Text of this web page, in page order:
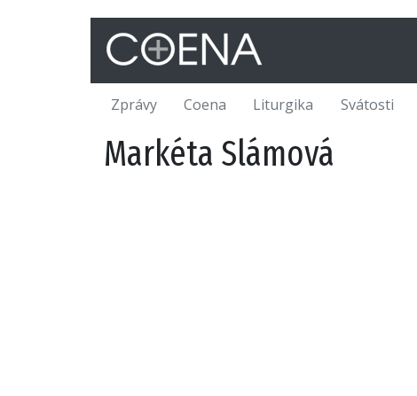
Zprávy Coena Liturgika Svátosti
Markéta Slámová